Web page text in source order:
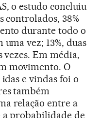
o estudo concluiu
controlados, 38%
durante todo o
vez; 13%, duas
vezes. Em média,
movimento. O
e vindas foi o
também
relação entre a
a probabilidade de